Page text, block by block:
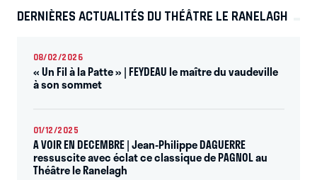
DERNIÈRES ACTUALITÉS DU THÉÂTRE LE RANELAGH
08/02/2026
« Un Fil à la Patte » | FEYDEAU le maître du vaudeville
à son sommet
01/12/2025
A VOIR EN DECEMBRE | Jean-Philippe DAGUERRE
ressuscite avec éclat ce classique de PAGNOL au
Théâtre le Ranelagh